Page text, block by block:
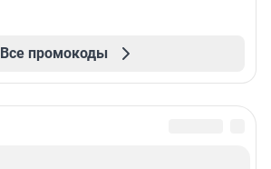
Все промокоды